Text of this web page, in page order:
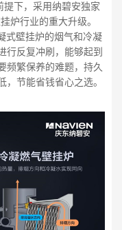
提下，采用纳碧安独家
炉行业的重大升级。
式壁挂炉的烟气和冷凝
行反复冲刷，能够起到
频繁保养的难题，持久
节能省钱省心之选。